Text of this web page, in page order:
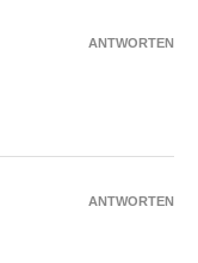
ANTWORTEN
ANTWORTEN